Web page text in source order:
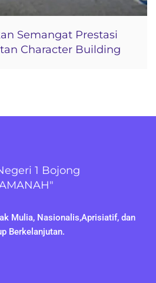
Semangat Prestasi
Character Building
1 Bojong
Mulia, Nasionalis,Aprisiatif, dan
Berkelanjutan.